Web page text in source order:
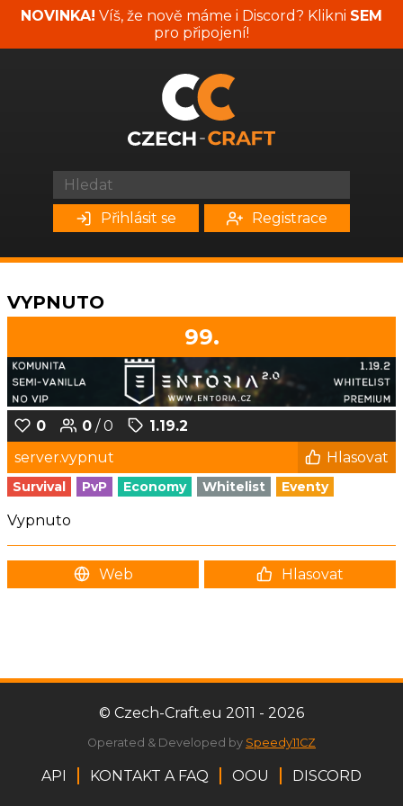
NOVINKA! Víš, že nově máme i Discord? Klikni SEM
pro připojení!
Přihlásit se Registrace
VYPNUTO
99.
0 0 / 0
1.19.2
server.vypnut
Hlasovat
Survival PvP Economy Whitelist Eventy
Vypnuto
Web Hlasovat
© Czech-Craft.eu 2011 - 2026
Operated & Developed by Speedy11CZ
API KONTAKT A FAQ OOU DISCORD